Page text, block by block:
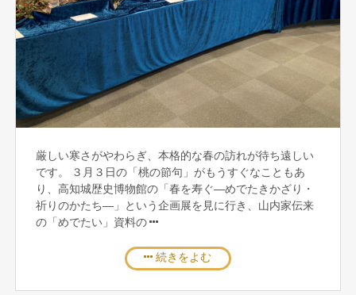
厳しい寒さがやわらぎ、本格的な春の訪れが待ち遠しい
です。 ３月３日の「桃の節句」がもうすぐなこともあ
り、高知城歴史博物館の「春を寿ぐ―めでたきかざり・
祈りのかたち―」という企画展を見に行き、山内家伝来
の「めでたい」資料の
続きをよむ